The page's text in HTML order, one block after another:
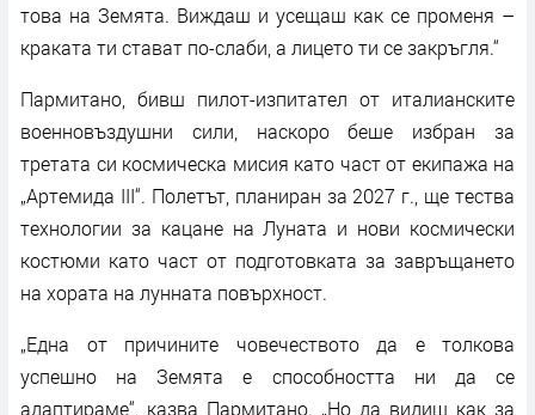
това на Земята. Виждаш и усещаш как се променя –
краката ти стават по-слаби, а лицето ти се закръгля.“
Пармитано, бивш пилот-изпитател от италианските
военновъздушни сили, наскоро беше избран за
третата си космическа мисия като част от екипажа на
„Артемида III“. Полетът, планиран за 2027 г., ще тества
технологии за кацане на Луната и нови космически
костюми като част от подготовката за завръщането
на хората на лунната повърхност.
„Една от причините човечеството да е толкова
успешно на Земята е способността ни да се
адаптираме“, казва Пармитано. „Но да видиш как за